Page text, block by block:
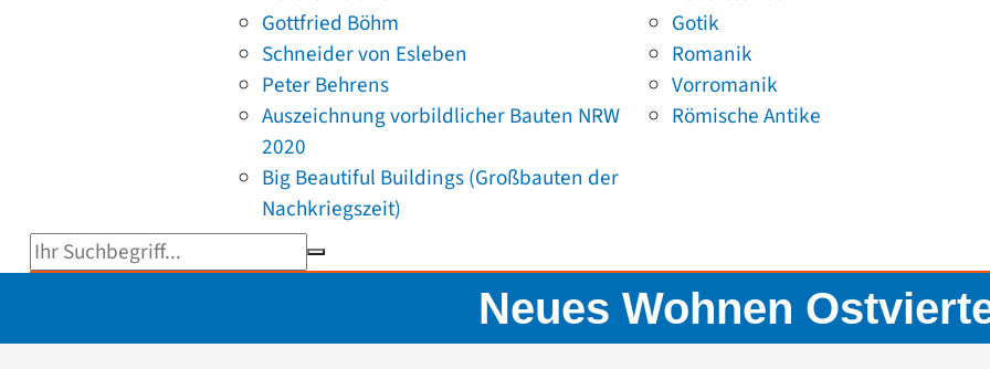
Gottfried Böhm
Schneider von Esleben
Peter Behrens
Auszeichnung vorbildlicher Bauten NRW
2020
Big Beautiful Buildings (Großbauten der
Nachkriegszeit)
Gotik
Romanik
Vorromanik
Römische Antike
Suchbegriff eingeben
Neues Wohnen